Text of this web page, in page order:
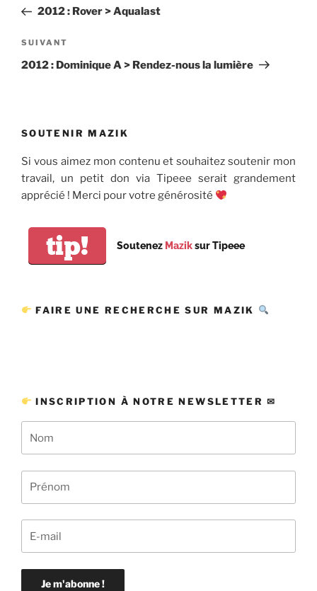
l’article
précédent
2012 : Rover > Aqualast
Article
suivant
SUIVANT
2012 : Dominique A > Rendez-nous la lumière
SOUTENIR MAZIK
Si vous aimez mon contenu et souhaitez soutenir mon
travail, un petit don via Tipeee serait grandement
apprécié ! Merci pour votre générosité
tip! Soutenez Maziksur Tipeee
FAIRE UNE RECHERCHE SUR MAZIK
INSCRIPTION À NOTRE NEWSLETTER ✉